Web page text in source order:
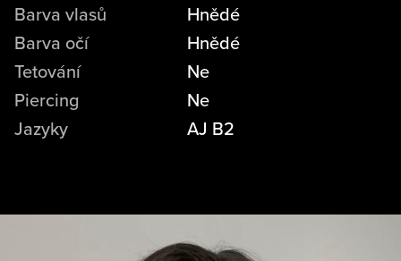
Barva vlasů
Barva očí
Tetování
Piercing
Jazyky
Hnědé
Hnědé
Ne
Ne
AJ B2